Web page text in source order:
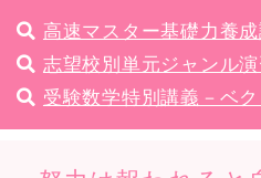
高速マスター基礎力養
志望校別単元ジャンル
受験数学特別講義－ベ